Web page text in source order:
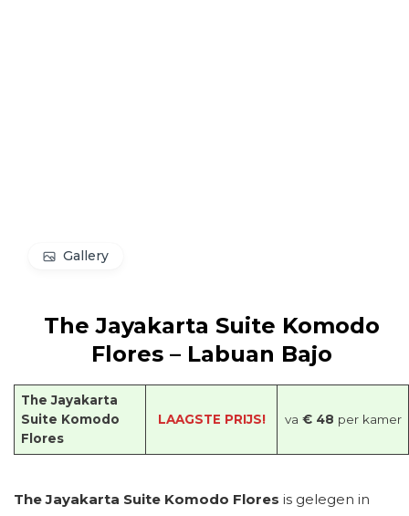
Gallery
The Jayakarta Suite Komodo
Flores – Labuan Bajo
The Jayakarta
Suite Komodo
Flores
LAAGSTE PRIJS! va € 48 per kamer
The Jayakarta Suite Komodo Flores is gelegen in